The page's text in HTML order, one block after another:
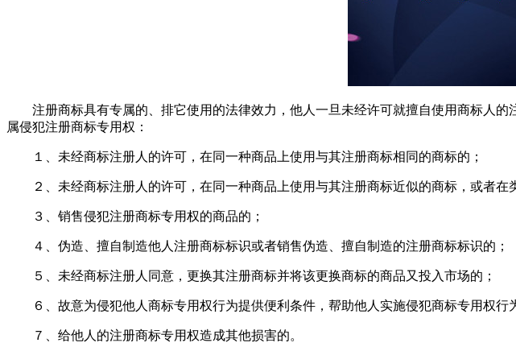
注册商标具有专属的、排它使用的法律效力，他人一旦未经许可就擅自使用商标人的
属侵犯注册商标专用权：
１、未经商标注册人的许可，在同一种商品上使用与其注册商标相同的商标的；
２、未经商标注册人的许可，在同一种商品上使用与其注册商标近似的商标，或者在
３、销售侵犯注册商标专用权的商品的；
４、伪造、擅自制造他人注册商标标识或者销售伪造、擅自制造的注册商标标识的；
５、未经商标注册人同意，更换其注册商标并将该更换商标的商品又投入市场的；
６、故意为侵犯他人商标专用权行为提供便利条件，帮助他人实施侵犯商标专用权行
７、给他人的注册商标专用权造成其他损害的。